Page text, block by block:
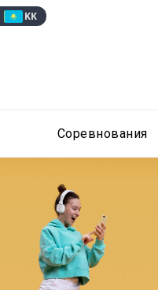
Соревнования
KK